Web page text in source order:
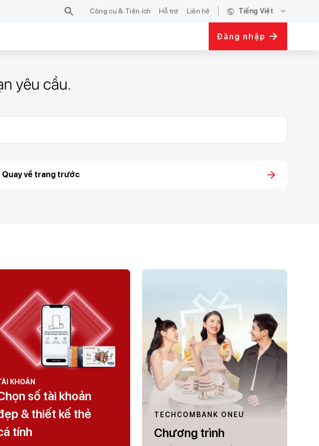
Công cụ & Tiện ích Hỗ trợ Liên hệ public Tiếng Việt expand_more
Đăng nhập
yêu cầu.
Quay về trang trước
KHOẢN
số tài khoản
& thiết kế thẻ
tính
TECHCOMBANK ONEU
Chương trình